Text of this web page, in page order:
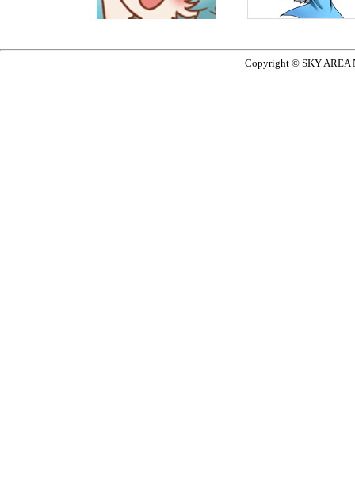
Copyright © SKY AREA